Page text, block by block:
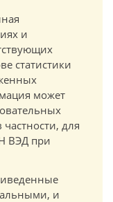
и
статистики
может
для
ВЭД при
и